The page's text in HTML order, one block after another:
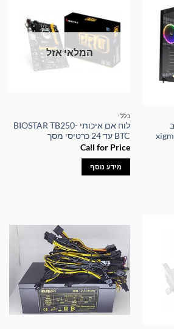
המלאי אזל
כללי
לוח אם איכותי BIOSTAR TB250-
BTC עד 24 כרטיסי מסך
Call for Price
מידע נוסף